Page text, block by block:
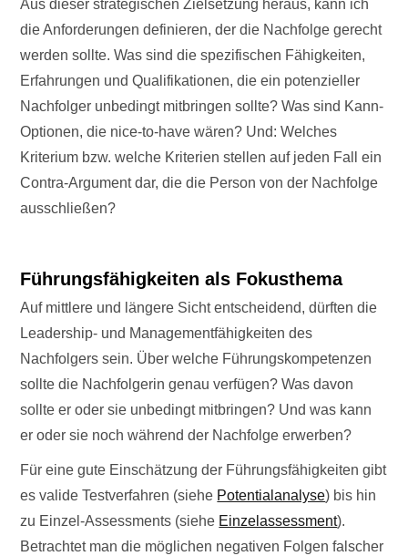
Aus dieser strategischen Zielsetzung heraus, kann ich
die Anforderungen definieren, der die Nachfolge gerecht
werden sollte. Was sind die spezifischen Fähigkeiten,
Erfahrungen und Qualifikationen, die ein potenzieller
Nachfolger unbedingt mitbringen sollte? Was sind Kann-
Optionen, die nice-to-have wären? Und: Welches
Kriterium bzw. welche Kriterien stellen auf jeden Fall ein
Contra-Argument dar, die die Person von der Nachfolge
ausschließen?
Führungsfähigkeiten als Fokusthema
Auf mittlere und längere Sicht entscheidend, dürften die
Leadership- und Managementfähigkeiten des
Nachfolgers sein. Über welche Führungskompetenzen
sollte die Nachfolgerin genau verfügen? Was davon
sollte er oder sie unbedingt mitbringen? Und was kann
er oder sie noch während der Nachfolge erwerben?
Für eine gute Einschätzung der Führungsfähigkeiten gibt
es valide Testverfahren (siehe Potentialanalyse) bis hin
zu Einzel-Assessments (siehe Einzelassessment).
Betrachtet man die möglichen negativen Folgen falscher